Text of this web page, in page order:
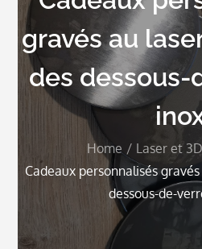
gravés au
des dessous-
Home Laser et 3D
Cadeaux personnalisés
dessous-de-